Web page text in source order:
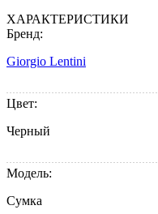
ХАРАКТЕРИСТИКИ
Бренд:
Giorgio Lentini
Цвет:
Черный
Модель:
Сумка